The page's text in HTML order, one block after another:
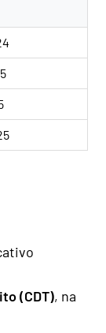
(CDT), na